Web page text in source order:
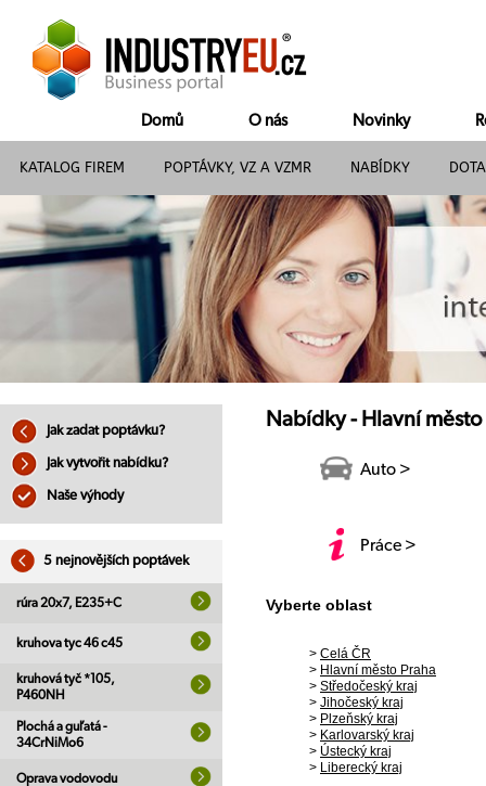
Domů O nás Novinky
KATALOG FIREM POPTÁVKY, VZ A VZMR NABÍDKY
Jak zadat poptávku?
Jak vytvořit nabídku?
Naše výhody
5 nejnovějších poptávek
rúra 20x7, E235+C
kruhova tyc 46 c45
kruhová tyč *105,
P460NH
Plochá a guľatá -
34CrNiMo6
Oprava vodovodu
Nabídky - Hlavní město
Auto >
Práce >
Vyberte oblast
> Celá ČR
> Hlavní město Praha
> Středočeský kraj
> Jihočeský kraj
> Plzeňský kraj
> Karlovarský kraj
> Ústecký kraj
> Liberecký kraj